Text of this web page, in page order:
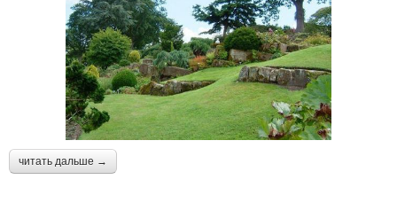
читать дальше →